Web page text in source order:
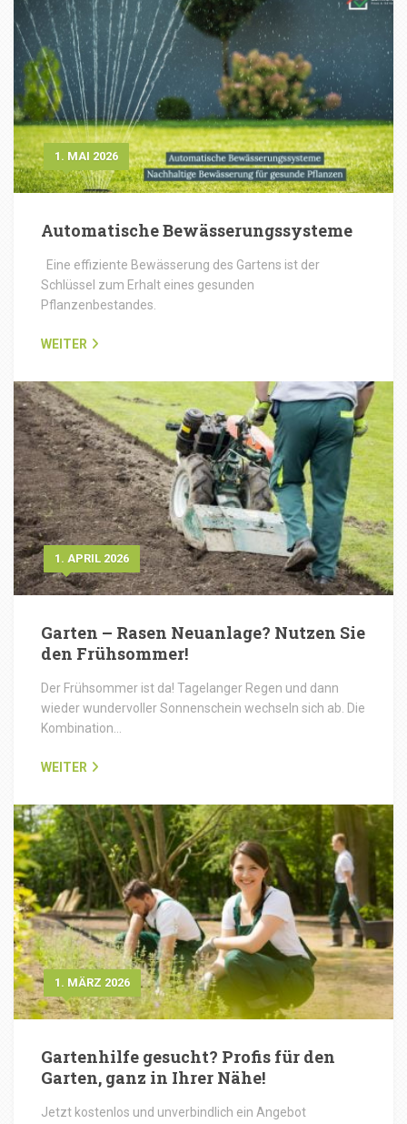
1. MAI 2026
Automatische Bewässerungssysteme
Eine effiziente Bewässerung des Gartens ist der
Schlüssel zum Erhalt eines gesunden
Pflanzenbestandes.
WEITER
1. APRIL 2026
Garten – Rasen Neuanlage? Nutzen Sie
den Frühsommer!
Der Frühsommer ist da! Tagelanger Regen und dann
wieder wundervoller Sonnenschein wechseln sich ab. Die
Kombination…
WEITER
1. MÄRZ 2026
Gartenhilfe gesucht? Profis für den
Garten, ganz in Ihrer Nähe!
Jetzt kostenlos und unverbindlich ein Angebot